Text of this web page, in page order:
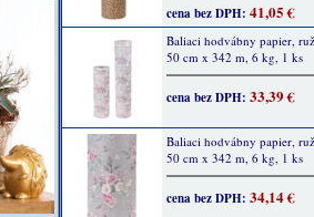
cena bez DPH: 41,05 €
Baliaci hodvábny papier,
50 cm x 342 m, 6 kg, 1 ks
cena bez DPH: 33,39 €
Baliaci hodvábny papier,
50 cm x 342 m, 6 kg, 1 ks
cena bez DPH: 34,14 €